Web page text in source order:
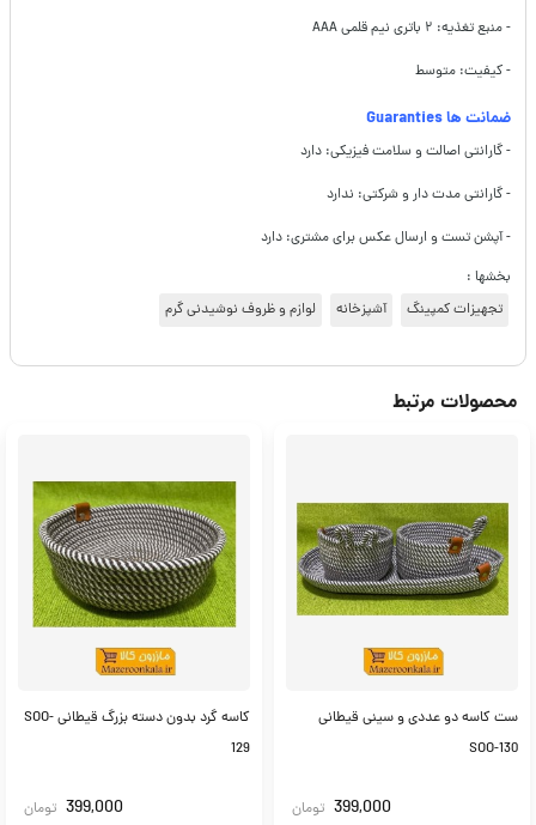
- منبع تغذیه: ۲ باتری نیم قلمی AAA
- کیفیت: متوسط
ضمانت ها Guaranties
- گارانتی اصالت و سلامت فیزیکی: دارد
- گارانتی مدت دار و شرکتی: ندارد
- آپشن تست و ارسال عکس برای مشتری: دارد
بخشها :
تجهیزات کمپینگ
آشپزخانه لوازم و ظروف نوشیدنی گرم
محصولات مرتبط
ست کاسه دو عددی و سینی قیطانی
SOO-130
399,000 تومان
کاسه گرد بدون دسته بزرگ قیطانی SOO-
129
399,000 تومان